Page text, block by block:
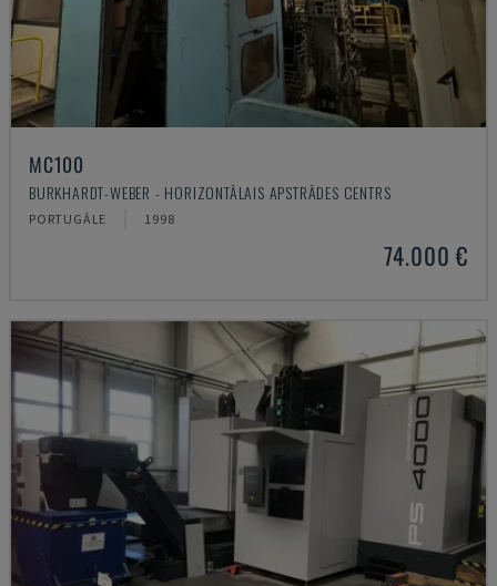
MC100
BURKHARDT-WEBER - HORIZONTĀLAIS APSTRĀDES CENTRS
PORTUGĀLE 1998
74.000 €